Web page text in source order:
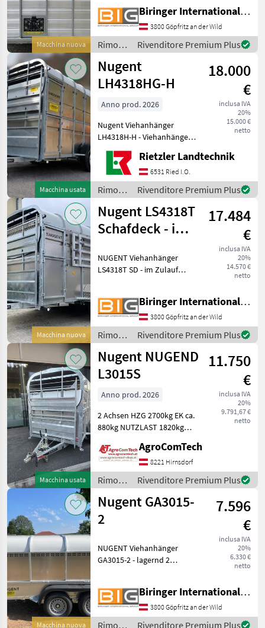
Mostra
tutti
22
MARKETPLACE
Marketplace
Offerte dei
rivenditori
Annunci
Macchina nuova
***Spezial-Federung
PARABOLIC EQUALIZER*** *
Rückfahrautomatik *
Abschließbare Anh
Biringer International GmbH
3800 Göpfritz an der Wild
Rimorchi
/
Nugent
Rivenditore Premium Plus
Macchina usata
Nugent
LH4318HG-H
18.000
€
inclusa IVA
20%
15.000 €
netto
Anno prod. 2026
Nugent Viehanhänger
LH4318H-H - Viehanhänger
mit 2 Achsen
Abmessungen: L 4, 32m/ B
1, 80m/ H 2, 15m
Höchstzulässiges
Gesamtgewicht: 3.500 kg
Bereifung 195/75R16C
Rietzler Landtechnik
6531 Ried I.O.
Rimorchi
/
Nugent
Rivenditore Premium Plus
Macchina nuova
Nugent LS4318T
Schafdeck - im
17.484
€
inclusa IVA
20%
14.570 €
netto
NUGENT Viehanhänger
LS4318T SD - im Zulauf
Parabelblattfedern
***Spezial-Federung
PARABOLIC EQUALIZER***
Rückfahrautomatik
Abschließ
Biringer International GmbH
3800 Göpfritz an der Wild
Rimorchi
/
Nugent
Rivenditore Premium Plus
Macchina usata
Nugent NUGEND
L3015S
11.750
€
inclusa IVA
20%
9.791,67 €
netto
Anno prod. 2026
2 Achsen HZG 2700kg EK ca.
880kg NUTZLAST 1820kg
Reserverad Spezial
Federung Paravolic
Equalisier 1 Gr. Trennwand
Front Lüftungsklappe
AgroComTech
8221 Hirnsdorf
Rimorchi
/
Nugent
Rivenditore Premium Plus
Macchina nuova
Nugent GA3015-
2
7.596
€
inclusa IVA
20%
6.330 €
netto
NUGENT Viehanhänger
GA3015-2 - lagernd 2
Viehdach (abnehmbar mit
Inspektionstür vorne)
rutschfeste Rampe (Modell
Biringer International GmbH
3800 Göpfritz an der Wild
Rimorchi Rivenditore Premium Plus